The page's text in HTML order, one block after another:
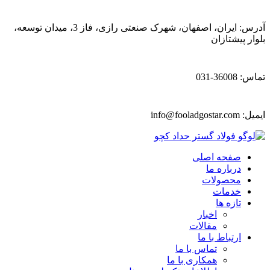
آدرس: ایران، اصفهان، شهرک صنعتی رازی، فاز 3، میدان توسعه،
بلوار پیشتازان
تماس: 36008-031
ایمیل: info@fooladgostar.com
صفحه اصلی
درباره ما
محصولات
خدمات
تازه ها
اخبار
مقالات
ارتباط با ما
تماس با ما
همکاری با ما